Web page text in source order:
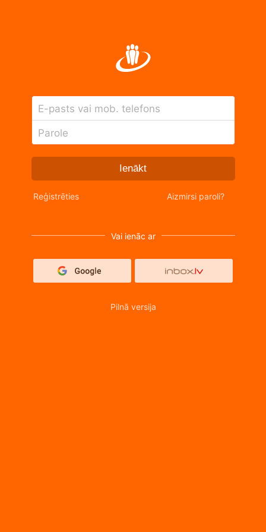
E-pasts vai mob. telefons
Parole
Ienākt
Reģistrēties Aizmirsi paroli?
Vai ienāc ar
Pilnā versija